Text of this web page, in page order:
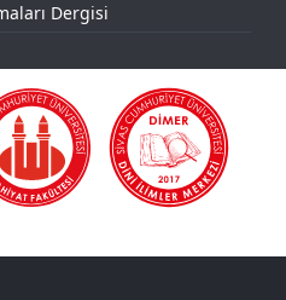
Dergisi